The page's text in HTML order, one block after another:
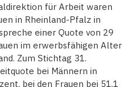
für Arbeit waren
in Rheinland-Pfalz in
einer Quote von 29
im erwerbsfähigen Alter
Zum Stichtag 31.
bei Männern in
bei den Frauen bei 51,1